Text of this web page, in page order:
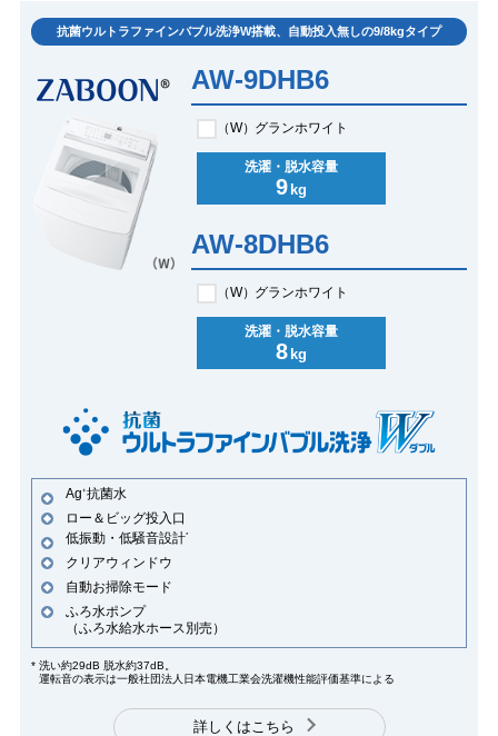
抗菌ウルトラファインバブル洗浄W搭載、自動投入無しの9/8kgタイプ
AW-9DHB6
（W）グランホワイト
洗濯・脱水容量
9 kg
AW-8DHB6
（W）グランホワイト
洗濯・脱水容量
8 kg
Ag+抗菌水
ロー＆ビッグ投入口
低振動・低騒音設計*
クリアウィンドウ
自動お掃除モード
ふろ水ポンプ
（ふろ水給水ホース別売）
* 洗い約29dB 脱水約37dB。
運転音の表示は一般社団法人日本電機工業会洗濯機性能評価基準による
詳しくはこちら